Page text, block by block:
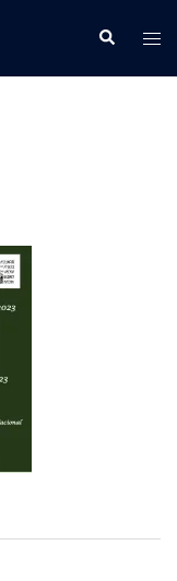
Buscar